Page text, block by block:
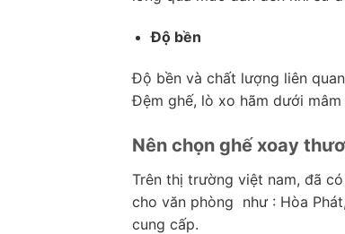
Độ bền
Độ bền và chất lượng liên
Đệm ghế, lò xo hãm dưới
Nên chọn ghế xoay
Trên thị trường việt nam, đã
cho văn phòng như : Hòa
cung cấp.